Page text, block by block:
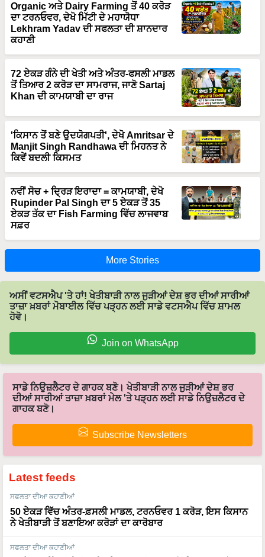
Organic ਅਤੇ Dairy Farming ਤੋਂ 40 ਕਰੋੜ
ਦਾ ਟਰਨਓਵਰ, ਦੇਖੋ ਮਿੱਟੀ ਦੇ ਮਹਾਯੋਧਾ
Lekhram Yadav ਦੀ ਸਫਲਤਾ ਦੀ ਸ਼ਾਨਦਾਰ
ਕਹਾਣੀ
72 ਏਕੜ ਗੰਨੇ ਦੀ ਖੇਤੀ ਅਤੇ ਅੰਤਰ-ਫਸਲੀ ਮਾਡਲ
ਤੋਂ ਤਿਆਰ 2 ਕਰੋੜ ਦਾ ਸਾਮਰਾਜ, ਜਾਣੋ Sartaj
Khan ਦੀ ਕਾਮਯਾਬੀ ਦਾ ਰਾਜ
'ਕਿਸਾਨ ਤੋਂ ਬਣੇ ਉਦਯੋਗਪਤੀ', ਦੇਖੋ Amritsar ਦੇ
Manjit Singh Randhawa ਦੀ ਮਿਹਨਤ ਨੇ
ਕਿਵੇਂ ਬਦਲੀ ਕਿਸਮਤ
ਨਵੀਂ ਸੋਚ + ਦ੍ਰਿੜ ਇਰਾਦਾ = ਕਾਮਯਾਬੀ, ਦੇਖੋ
Rupinder Pal Singh ਦਾ 5 ਏਕੜ ਤੋਂ 35
ਏਕੜ ਤੱਕ ਦਾ Fish Farming ਵਿੱਚ ਲਾਜਵਾਬ
ਸਫ਼ਰ
More Stories
ਅਸੀਂ ਵਟਸਐਪ 'ਤੇ ਹਾਂ! ਖੇਤੀਬਾੜੀ ਨਾਲ ਜੁੜੀਆਂ ਦੇਸ਼ ਭਰ ਦੀਆਂ ਸਾਰੀਆਂ
ਤਾਜ਼ਾ ਖ਼ਬਰਾਂ ਮੋਬਾਈਲ ਵਿੱਚ ਪੜ੍ਹਨ ਲਈ ਸਾਡੇ ਵਟਸਐਪ ਵਿੱਚ ਸ਼ਾਮਲ
ਹੋਵੋ।
Join on WhatsApp
ਸਾਡੇ ਨਿਉਜ਼ਲੈਟਰ ਦੇ ਗਾਹਕ ਬਣੋ। ਖੇਤੀਬਾੜੀ ਨਾਲ ਜੁੜੀਆਂ ਦੇਸ਼ ਭਰ
ਦੀਆਂ ਸਾਰੀਆਂ ਤਾਜ਼ਾ ਖ਼ਬਰਾਂ ਮੇਲ 'ਤੇ ਪੜ੍ਹਨ ਲਈ ਸਾਡੇ ਨਿਉਜ਼ਲੈਟਰ ਦੇ
ਗਾਹਕ ਬਣੋ।
Subscribe Newsletters
Latest feeds
ਸਫਲਤਾ ਦੀਆ ਕਹਾਣੀਆਂ
50 ਏਕੜ ਵਿੱਚ ਅੰਤਰ-ਫ਼ਸਲੀ ਮਾਡਲ, ਟਰਨਓਵਰ 1 ਕਰੋੜ, ਇਸ ਕਿਸਾਨ
ਨੇ ਖੇਤੀਬਾੜੀ ਤੋਂ ਬਣਾਇਆ ਕਰੋੜਾਂ ਦਾ ਕਾਰੋਬਾਰ
ਸਫਲਤਾ ਦੀਆ ਕਹਾਣੀਆਂ